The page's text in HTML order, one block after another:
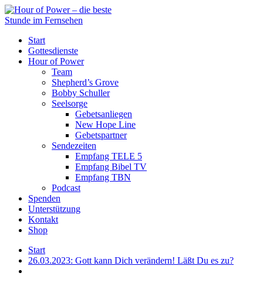
Start
Gottesdienste
Hour of Power
Team
Shepherd’s Grove
Bobby Schuller
Seelsorge
Gebetsanliegen
New Hope Line
Gebetspartner
Sendezeiten
Empfang TELE 5
Empfang Bibel TV
Empfang TBN
Podcast
Spenden
Unterstützung
Kontakt
Shop
Start
26.03.2023: Gott kann Dich verändern! Läßt Du es zu?